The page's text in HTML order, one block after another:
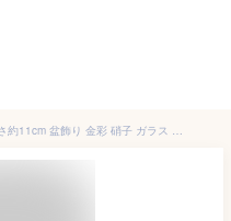
2024 干支 辰 龍 親子 (中/小) 置物 高さ約11cm 盆飾り 金彩 硝子 ガラス 柚子舎 E-58